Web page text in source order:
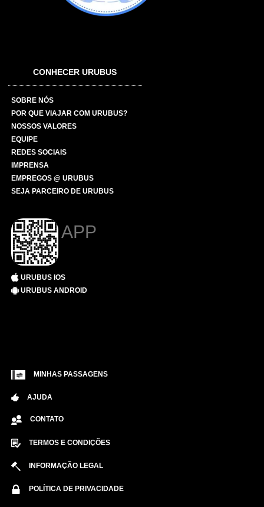
CONHECER URUBUS
SOBRE NÓS
POR QUE VIAJAR COM URUBUS?
NOSSOS VALORES
EQUIPE
REDES SOCIAIS
IMPRENSA
EMPREGOS @ URUBUS
SEJA PARCEIRO DE URUBUS
APP
URUBUS IOS
URUBUS ANDROID
MINHAS PASSAGENS
AJUDA
CONTATO
TERMOS E CONDIÇÕES
INFORMAÇÃO LEGAL
POLÍTICA DE PRIVACIDADE